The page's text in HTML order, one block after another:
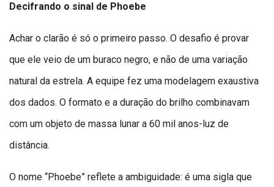
Decifrando o sinal de Phoebe
Achar o clarão é só o primeiro passo. O desafio é provar
que ele veio de um buraco negro, e não de uma variação
natural da estrela. A equipe fez uma modelagem exaustiva
dos dados. O formato e a duração do brilho combinavam
com um objeto de massa lunar a 60 mil anos-luz de
distância.
O nome “Phoebe” reflete a ambiguidade: é uma sigla que